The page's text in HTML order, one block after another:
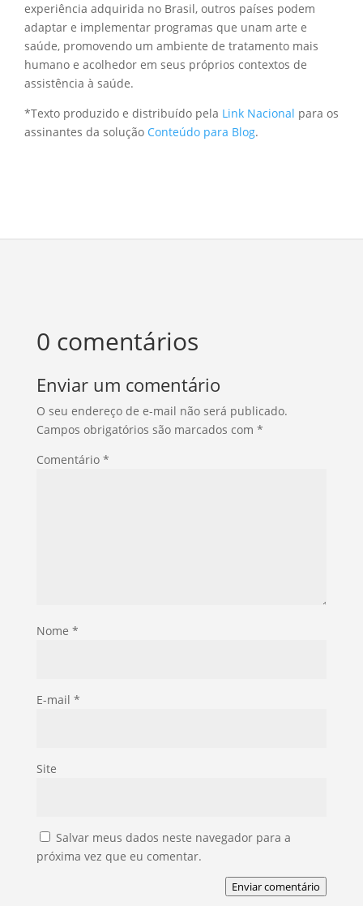
experiência adquirida no Brasil, outros países podem
adaptar e implementar programas que unam arte e
saúde, promovendo um ambiente de tratamento mais
humano e acolhedor em seus próprios contextos de
assistência à saúde.
*Texto produzido e distribuído pela Link Nacional para os
assinantes da solução Conteúdo para Blog.
0 comentários
Enviar um comentário
O seu endereço de e-mail não será publicado.
Campos obrigatórios são marcados com *
Comentário *
Nome *
E-mail *
Site
Salvar meus dados neste navegador para a
próxima vez que eu comentar.
Enviar comentário